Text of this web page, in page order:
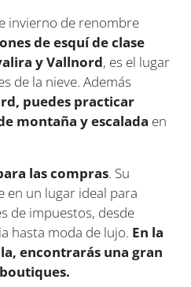
invierno de renombre
de esquí de clase
y Vallnord, es el lugar
de la nieve. Además
puedes practicar
montaña y escalada en
las compras. Su
en un lugar ideal para
de impuestos, desde
hasta moda de lujo. En la
encontrarás una gran